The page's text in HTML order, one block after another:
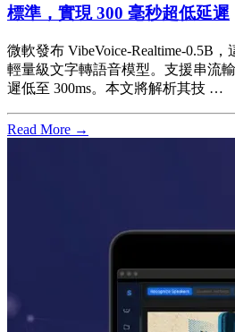
標準，實現 300 毫秒超低延遲
微軟發布 VibeVoice-Realtime-0.5B
輕量級文字轉語音模型。支援串流
遲低至 300ms。本文將解析其技 …
Read More →